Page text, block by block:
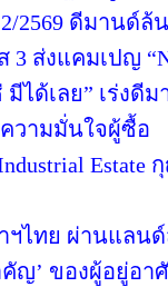
2569 ดีมานด์ล้
ส่งแคมเปญ
ได้เลย” เร่งดี
ความมั่นใจผู้ซื้อ
ไทย ผ่านแลนด์
คัญ’ ของผู้อยู่อ